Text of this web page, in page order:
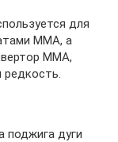
для
ММА, а
ММА,
поджига дуги